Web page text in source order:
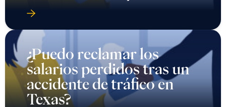
¿Puedo reclamar los
salarios perdidos tras un
accidente de tráfico en
Texas?